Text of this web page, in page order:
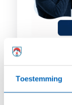
Toestemming
Astma en
Veel